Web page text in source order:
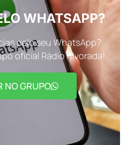
WHATSAPP?
pelo seu WhatsApp?
oficial Rádio Alvorada!
NO GRUPO